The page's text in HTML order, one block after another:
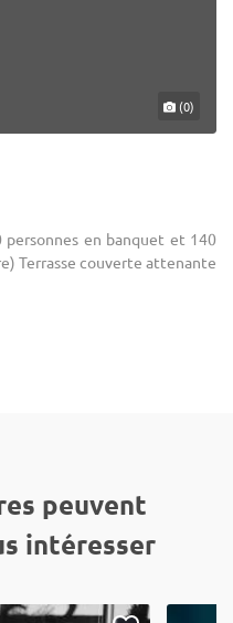
(0)
en banquet et 140
Terrasse couverte attenante
peuvent
intéresser